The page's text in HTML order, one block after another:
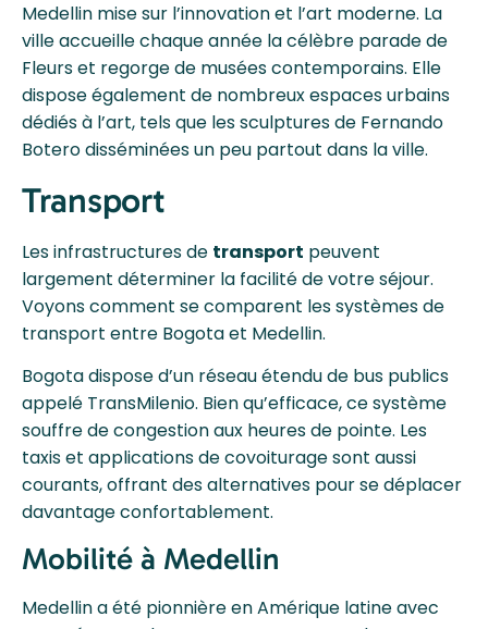
Medellin mise sur l’innovation et l’art moderne. La
ville accueille chaque année la célèbre parade de
Fleurs et regorge de musées contemporains. Elle
dispose également de nombreux espaces urbains
dédiés à l’art, tels que les sculptures de Fernando
Botero disséminées un peu partout dans la ville.
Transport
Les infrastructures de transport peuvent
largement déterminer la facilité de votre séjour.
Voyons comment se comparent les systèmes de
transport entre Bogota et Medellin.
Bogota dispose d’un réseau étendu de bus publics
appelé TransMilenio. Bien qu’efficace, ce système
souffre de congestion aux heures de pointe. Les
taxis et applications de covoiturage sont aussi
courants, offrant des alternatives pour se déplacer
davantage confortablement.
Mobilité à Medellin
Medellin a été pionnière en Amérique latine avec